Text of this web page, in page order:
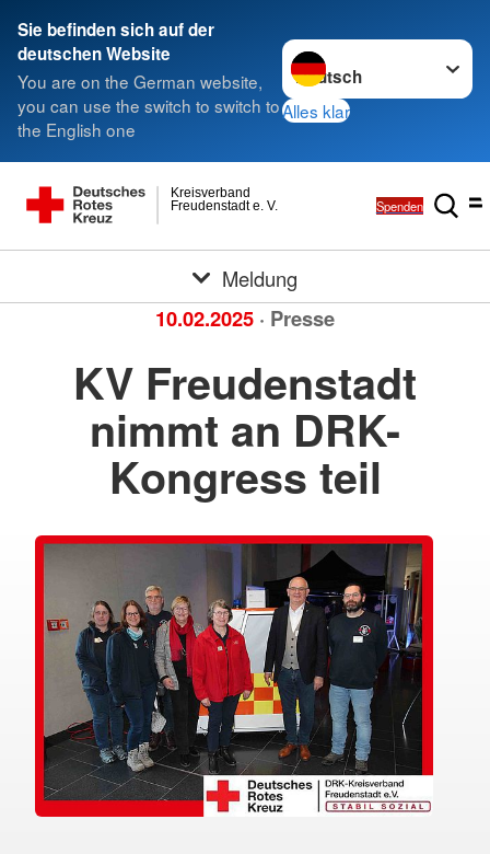
Sie befinden sich auf der
deutschen Website
You are on the German website,
you can use the switch to switch to
the English one
Sprache wechseln zu
Alles klar
Freudenstadt e. V.
Kreisverband
Spenden
Meldung
10.02.2025 · Presse
KV Freudenstadt
nimmt an DRK-
Kongress teil